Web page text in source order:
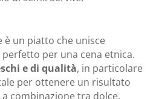
è un piatto che unisce
per una cena etnica.
e di qualità, in particolare
per ottenere un risultato
combinazione tra dolce,